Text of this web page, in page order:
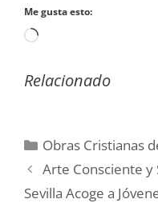
Me gusta esto:
Cargando...
Relacionado
Categorías
Obras Cristianas
Arte Consciente y
Sevilla Acoge a